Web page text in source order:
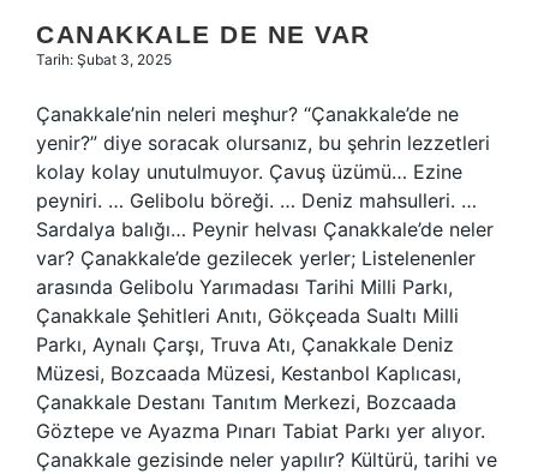
CANAKKALE DE NE VAR
Tarih: Şubat 3, 2025
Çanakkale’nin neleri meşhur? “Çanakkale’de ne
yenir?” diye soracak olursanız, bu şehrin lezzetleri
kolay kolay unutulmuyor. Çavuş üzümü… Ezine
peyniri. … Gelibolu böreği. … Deniz mahsulleri. …
Sardalya balığı… Peynir helvası Çanakkale’de neler
var? Çanakkale’de gezilecek yerler; Listelenenler
arasında Gelibolu Yarımadası Tarihi Milli Parkı,
Çanakkale Şehitleri Anıtı, Gökçeada Sualtı Milli
Parkı, Aynalı Çarşı, Truva Atı, Çanakkale Deniz
Müzesi, Bozcaada Müzesi, Kestanbol Kaplıcası,
Çanakkale Destanı Tanıtım Merkezi, Bozcaada
Göztepe ve Ayazma Pınarı Tabiat Parkı yer alıyor.
Çanakkale gezisinde neler yapılır? Kültürü, tarihi ve